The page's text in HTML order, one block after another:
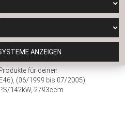
ANZEIGEN
für deinen
(06/1999 bis 07/2005)
142kW, 2793ccm